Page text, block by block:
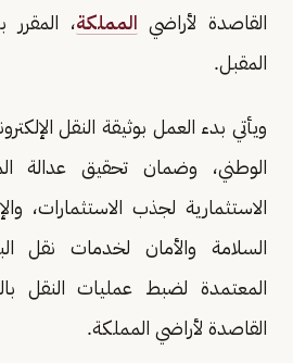
القاصدة لأراضي المملكة،
المقبل.
ويأتي بدء العمل بوثيقة النقل
الوطني، وضمان تحقيق عدالة
الاستثمارية لجذب الاستثمارات،
السلامة والأمان لخدمات نقل
المعتمدة لضبط عمليات النقل
القاصدة لأراضي المملكة.